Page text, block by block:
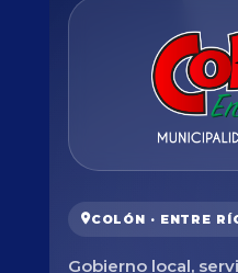
COLÓN · ENTRE
Gobierno local,